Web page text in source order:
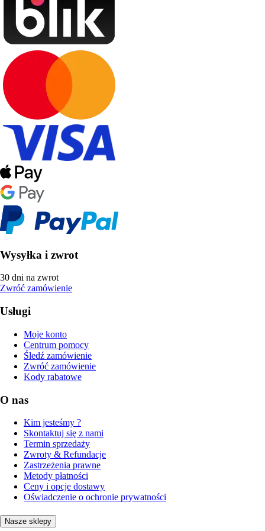
Wysyłka i zwrot
30 dni na zwrot
Zwróć zamówienie
Usługi
Moje konto
Centrum pomocy
Śledź zamówienie
Zwróć zamówienie
Kody rabatowe
O nas
Kim jesteśmy ?
Skontaktuj się z nami
Termin sprzedaży
Zwroty & Refundacje
Zastrzeżenia prawne
Metody płatności
Ceny i opcje dostawy
Oświadczenie o ochronie prywatności
Nasze sklepy